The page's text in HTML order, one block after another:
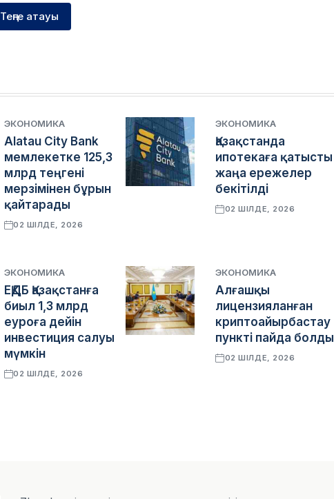
Теңге атауы
ЭКОНОМИКА
Alatau City Bank
мемлекетке 125,3
млрд теңгені
мерзімінен бұрын
қайтарады
02 ШІЛДЕ, 2026
ЭКОНОМИКА
Қазақстанда
ипотекаға қатысты
жаңа ережелер
бекітілді
02 ШІЛДЕ, 2026
ЭКОНОМИКА
ЕҚДБ Қазақстанға
биыл 1,3 млрд
еуроға дейін
инвестиция салуы
мүмкін
02 ШІЛДЕ, 2026
ЭКОНОМИКА
Алғашқы
лицензияланған
криптоайырбастау
пункті пайда болды
02 ШІЛДЕ, 2026